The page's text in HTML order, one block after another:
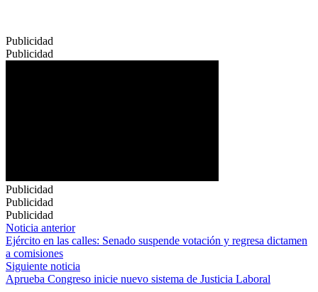
Publicidad
Publicidad
Publicidad
Publicidad
Publicidad
Navegación
de
entradas
Noticia anterior
Ejército en las calles: Senado suspende votación y regresa dictamen
a comisiones
Siguiente noticia
Aprueba Congreso inicie nuevo sistema de Justicia Laboral